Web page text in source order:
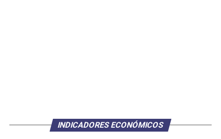
INDICADORES ECONÓMICOS